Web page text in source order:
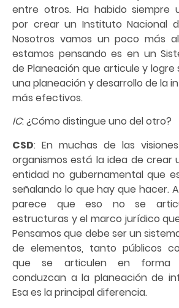
entre otros. Ha habido siempre
por crear un Instituto Nacional
Nosotros vamos un poco más
estamos pensando es en un
de Planeación que articule y logre
una planeación y desarrollo de la
más efectivos.
IC: ¿Cómo distingue uno del otro?
CSD: En muchas de las
organismos está la idea de crear
entidad no gubernamental que
señalando lo que hay que hacer.
parece que eso no se
estructuras y el marco jurídico
Pensamos que debe ser un
de elementos, tanto públicos
que se articulen en forma
conduzcan a la planeación de
Esa es la principal diferencia.